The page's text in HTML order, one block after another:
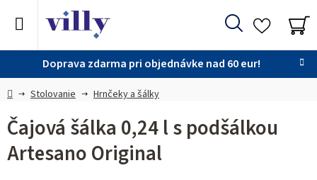
Doprava zdarma pri objednávke nad 60 eur!
Hľadať
DomovStolovanie Hrnčeky a šálky
Čajová šálka 0,24 l s podšálkou
Artesano Original